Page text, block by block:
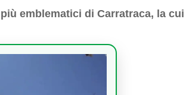
emblematici di Carratraca, la cui